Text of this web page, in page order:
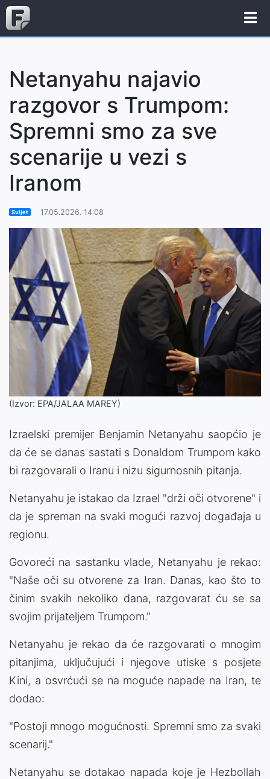
Netanyahu najavio
razgovor s Trumpom:
Spremni smo za sve
scenarije u vezi s
Iranom
Svijet 17.05.2026. 14:08
(Izvor: EPA/JALAA MAREY)
Izraelski premijer Benjamin Netanyahu saopćio je
da će se danas sastati s Donaldom Trumpom kako
bi razgovarali o Iranu i nizu sigurnosnih pitanja.
Netanyahu je istakao da Izrael "drži oči otvorene" i
da je spreman na svaki mogući razvoj događaja u
regionu.
Govoreći na sastanku vlade, Netanyahu je rekao:
"Naše oči su otvorene za Iran. Danas, kao što to
činim svakih nekoliko dana, razgovarat ću se sa
svojim prijateljem Trumpom."
Netanyahu je rekao da će razgovarati o mnogim
pitanjima, uključujući i njegove utiske s posjete
Kini, a osvrćući se na moguće napade na Iran, te
dodao:
"Postoji mnogo mogućnosti. Spremni smo za svaki
scenarij."
Netanyahu se dotakao napada koje je Hezbollah